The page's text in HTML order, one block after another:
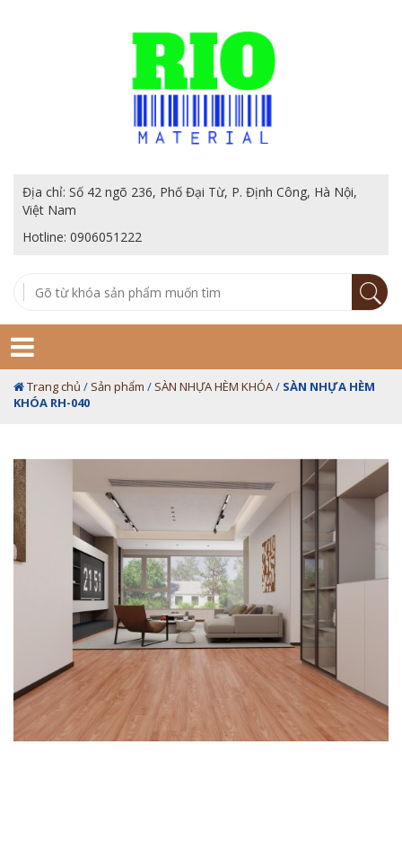
Địa chỉ: Số 42 ngõ 236, Phố Đại Từ, P. Định Công, Hà Nội,
Việt Nam
Hotline: 0906051222
Trang chủ / Sản phẩm / SÀN NHỰA HÈM KHÓA/ SÀN NHỰA HÈM
KHÓA RH-040